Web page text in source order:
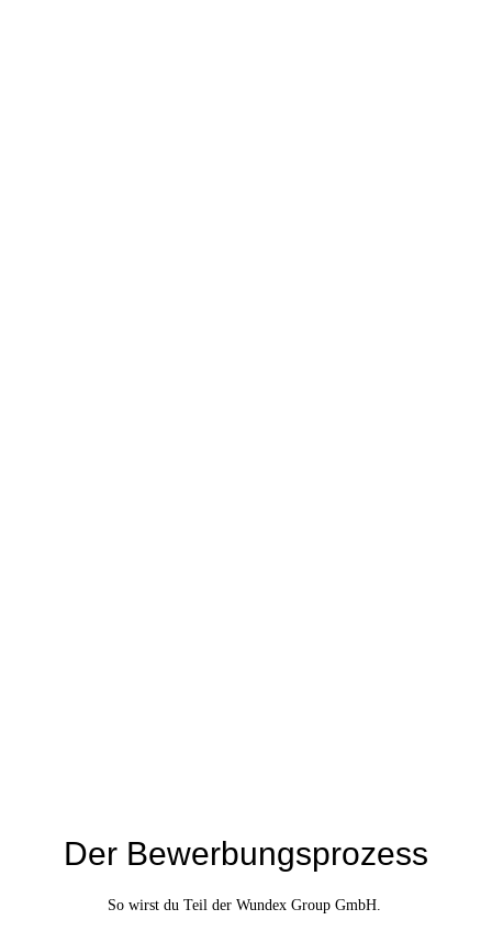
Der Bewerbungsprozess
So wirst du Teil der Wundex Group GmbH.